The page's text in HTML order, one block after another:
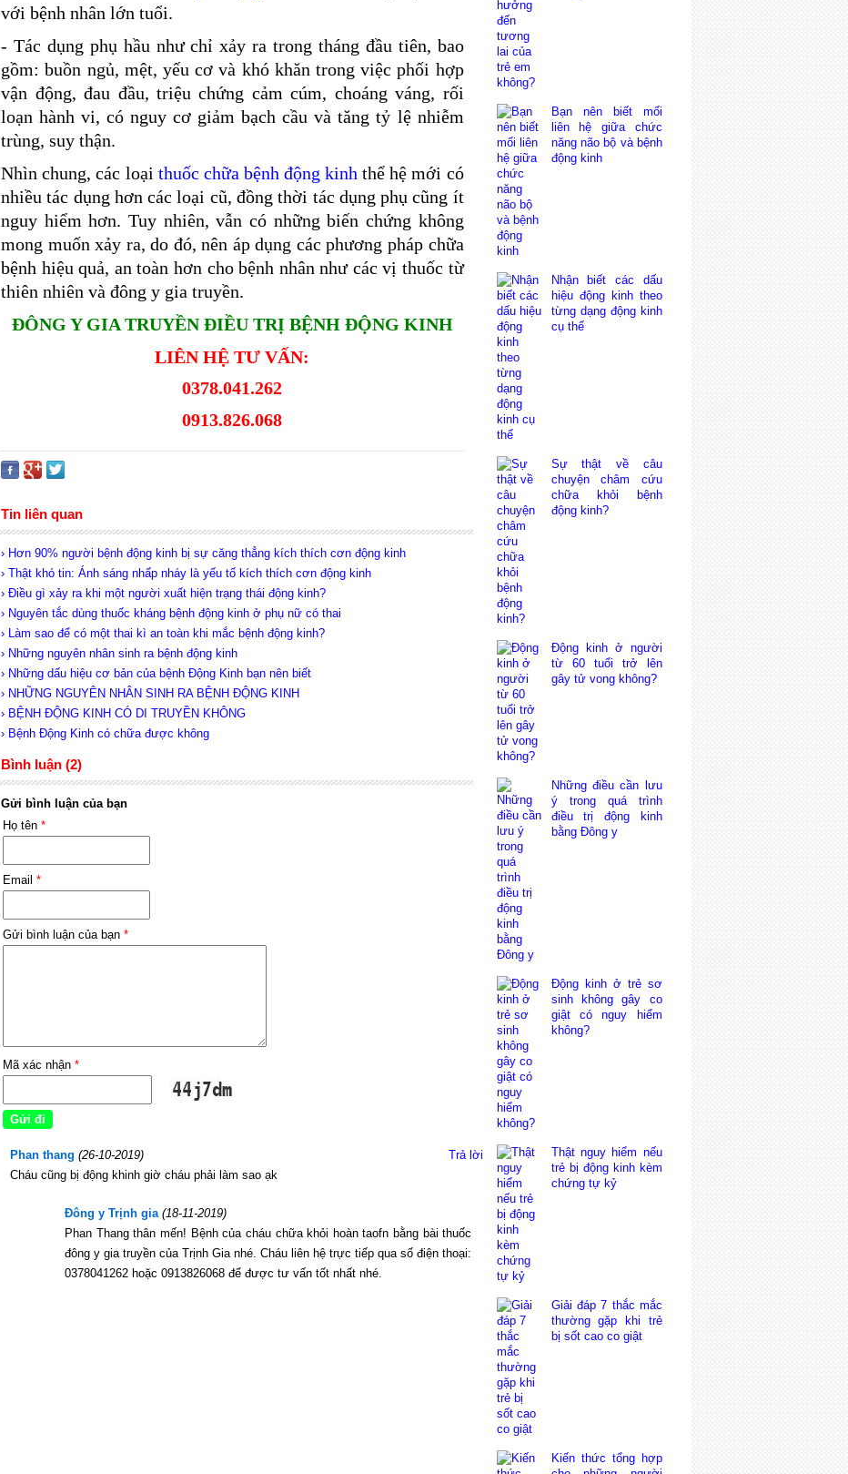
với bệnh nhân lớn tuổi.
- Tác dụng phụ hầu như chỉ xảy ra trong tháng đầu tiên, bao
gồm: buồn ngủ, mệt, yếu cơ và khó khăn trong việc phối hợp
vận động, đau đầu, triệu chứng cảm cúm, choáng váng, rối
loạn hành vi, có nguy cơ giảm bạch cầu và tăng tỷ lệ nhiễm
trùng, suy thận.
Nhìn chung, các loại thuốc chữa bệnh động kinh thể hệ mới có
nhiều tác dụng hơn các loại cũ, đồng thời tác dụng phụ cũng ít
nguy hiểm hơn. Tuy nhiên, vẫn có những biến chứng không
mong muốn xảy ra, do đó, nên áp dụng các phương pháp chữa
bệnh hiệu quả, an toàn hơn cho bệnh nhân như các vị thuốc từ
thiên nhiên và đông y gia truyền.
ĐÔNG Y GIA TRUYỀN ĐIỀU TRỊ BỆNH ĐỘNG KINH
LIÊN HỆ TƯ VẤN:
0378.041.262
0913.826.068
Tin liên quan
› Hơn 90% người bệnh động kinh bị sự căng thẳng kích thích cơn động kinh
› Thật khó tin: Ánh sáng nhấp nháy là yếu tố kích thích cơn động kinh
› Điều gì xảy ra khi một người xuất hiện trạng thái động kinh?
› Nguyên tắc dùng thuốc kháng bệnh động kinh ở phụ nữ có thai
› Làm sao để có một thai kì an toàn khi mắc bệnh động kinh?
› Những nguyên nhân sinh ra bệnh động kinh
› Những dấu hiệu cơ bản của bệnh Động Kinh bạn nên biết
› NHỮNG NGUYÊN NHÂN SINH RA BỆNH ĐỘNG KINH
› BỆNH ĐỘNG KINH CÓ DI TRUYỀN KHÔNG
› Bệnh Động Kinh có chữa được không
Bình luận (2)
Gửi bình luận của bạn
Họ tên*
Email*
Gửi bình luận của bạn*
Mã xác nhận*
Phan thang (26-10-2019)
Trả lời
Cháu cũng bị động khinh giờ cháu phải làm sao ạk
Đông y Trịnh gia (18-11-2019)
Phan Thang thân mến! Bệnh của cháu chữa khỏi hoàn taofn bằng bài thuốc
đông y gia truyền của Trịnh Gia nhé. Cháu liên hệ trực tiếp qua số điện thoại:
0378041262 hoặc 0913826068 để được tư vấn tốt nhất nhé.
Bạn nên biết mối
liên hệ giữa chức
năng não bộ và bệnh
động kinh
Nhận biết các dấu
hiệu động kinh theo
từng dạng động kinh
cụ thể
Sự thật về câu
chuyện châm cứu
chữa khỏi bệnh
động kinh?
Động kinh ở người
từ 60 tuổi trở lên
gây tử vong không?
Những điều cần lưu
ý trong quá trình
điều trị động kinh
bằng Đông y
Động kinh ở trẻ sơ
sinh không gây co
giật có nguy hiểm
không?
Thật nguy hiểm nếu
trẻ bị động kinh kèm
chứng tự kỷ
Giải đáp 7 thắc mắc
thường gặp khi trẻ
bị sốt cao co giật
Kiến thức tổng hợp